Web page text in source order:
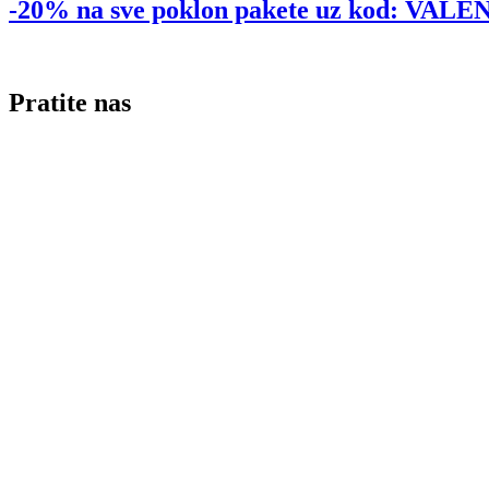
-20% na sve poklon pakete uz kod:
Pratite nas